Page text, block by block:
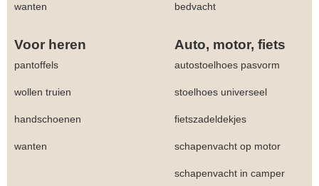
wanten bedvacht
Voor heren Auto, motor, fiets
pantoffels autostoelhoes pasvorm
wollen truien stoelhoes universeel
handschoenen fietszadeldekjes
wanten schapenvacht op motor
schapenvacht in camper